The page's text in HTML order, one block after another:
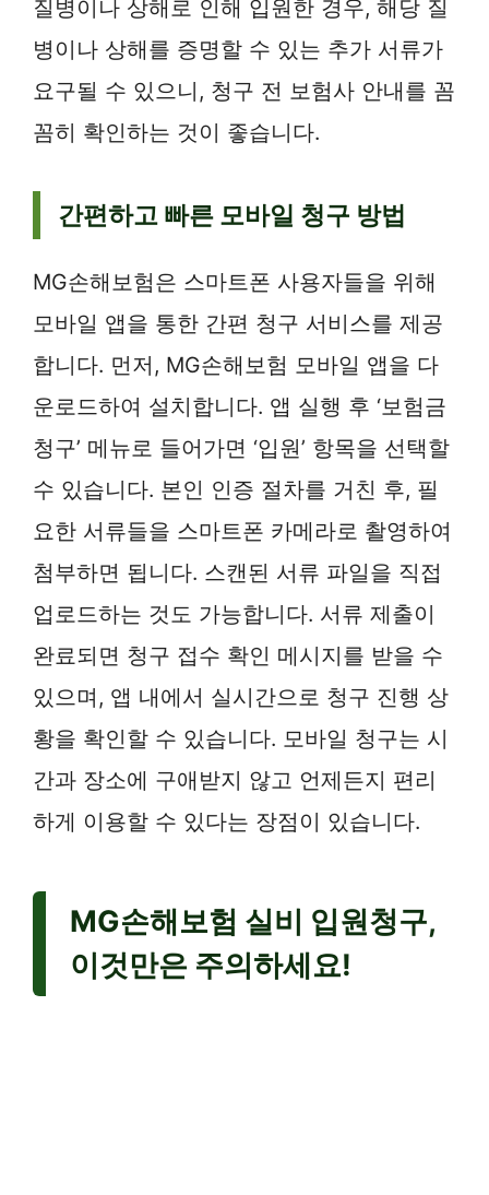
질병이나 상해로 인해 입원한 경우, 해당 질
병이나 상해를 증명할 수 있는 추가 서류가
요구될 수 있으니, 청구 전 보험사 안내를 꼼
꼼히 확인하는 것이 좋습니다.
간편하고 빠른 모바일 청구 방법
MG손해보험은 스마트폰 사용자들을 위해
모바일 앱을 통한 간편 청구 서비스를 제공
합니다. 먼저, MG손해보험 모바일 앱을 다
운로드하여 설치합니다. 앱 실행 후 ‘보험금
청구’ 메뉴로 들어가면 ‘입원’ 항목을 선택할
수 있습니다. 본인 인증 절차를 거친 후, 필
요한 서류들을 스마트폰 카메라로 촬영하여
첨부하면 됩니다. 스캔된 서류 파일을 직접
업로드하는 것도 가능합니다. 서류 제출이
완료되면 청구 접수 확인 메시지를 받을 수
있으며, 앱 내에서 실시간으로 청구 진행 상
황을 확인할 수 있습니다. 모바일 청구는 시
간과 장소에 구애받지 않고 언제든지 편리
하게 이용할 수 있다는 장점이 있습니다.
MG손해보험 실비 입원청구,
이것만은 주의하세요!